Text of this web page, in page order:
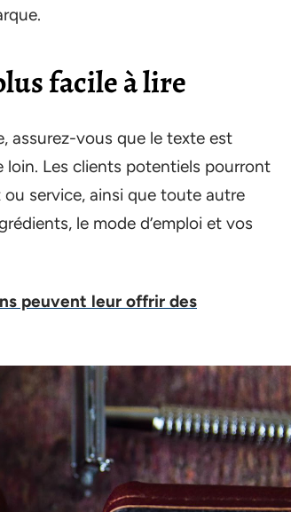
facile à lire
assurez-vous que le texte est
Les clients potentiels pourront
service, ainsi que toute autre
le mode d’emploi et vos
peuvent leur offrir des